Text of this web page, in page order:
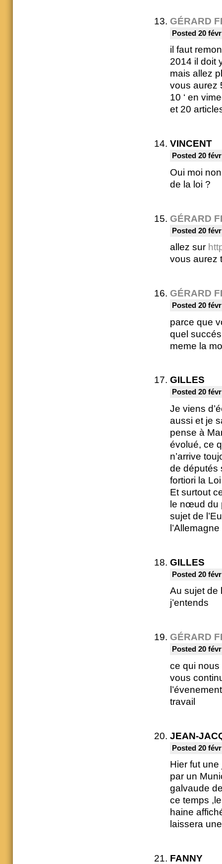
GÉRARD
Posted 20
il faut
2014 il doit
mais allez
vous aurez
10 ‘ en
et 20
VINCENT
Posted 20
Oui moi
de la loi ?
GÉRARD
Posted 20
allez sur
vous aurez
GÉRARD
Posted 20
parce que
quel succés
meme la
GILLES
Posted 20
Je viens
aussi et je
pense à
évolué, ce
n’arrive
de députés
fortiori la
Et surtout
le nœud du
sujet de
GILLES
Posted 20
Au sujet de
j’entends
GÉRARD
Posted 20
ce qui nous
vous
travail
JEAN-
Posted 20
Hier fut
par un
galvaude
ce temps
haine
laissera
FANNY